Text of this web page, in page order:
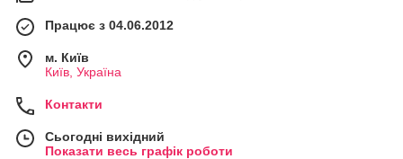
Працює з 04.06.2012
м. Київ
Київ, Україна
Контакти
Сьогодні вихідний
Показати весь графік роботи